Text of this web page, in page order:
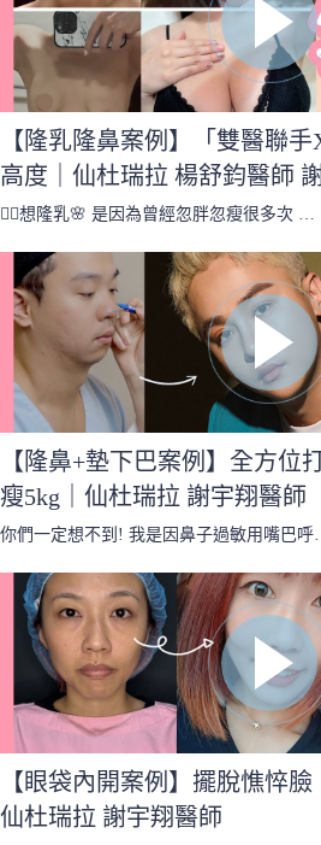
【隆乳隆鼻案例】「雙醫聯
高度｜仙杜瑞拉 楊舒鈞醫師
🙋‍♀️想隆乳🌸 是因為曾經忽胖忽瘦很多次 …
【隆鼻+墊下巴案例】全方位
瘦5kg｜仙杜瑞拉 謝宇翔醫師
你們一定想不到! 我是因鼻子過敏用嘴巴
【眼袋內開案例】擺脫憔悴臉
仙杜瑞拉 謝宇翔醫師